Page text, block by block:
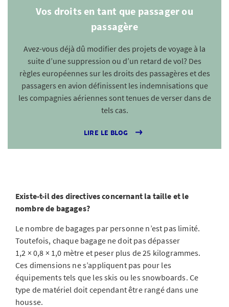
Vos droits en tant que passager ou
passagère
Avez-vous déjà dû modifier des projets de voyage à la
suite d’une suppression ou d’un retard de vol? Des
règles européennes sur les droits des passagères et des
passagers en avion définissent les indemnisations que
les compagnies aériennes sont tenues de verser dans de
tels cas.
LIRE LE BLOG
Existe-t-il des directives concernant la taille et le
nombre de bagages?
Le nombre de bagages par personne n’est pas limité.
Toutefois, chaque bagage ne doit pas dépasser
1,2 × 0,8 × 1,0 mètre et peser plus de 25 kilogrammes.
Ces dimensions ne s’appliquent pas pour les
équipements tels que les skis ou les snowboards. Ce
type de matériel doit cependant être rangé dans une
housse.